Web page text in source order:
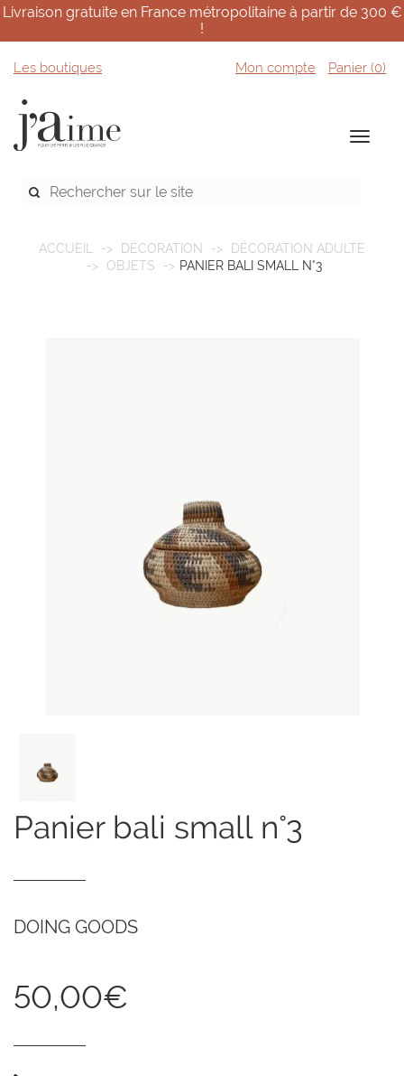
Livraison gratuite en France métropolitaine à partir de 300 €
!
Les boutiques Mon compte Panier (0)
ACCUEIL DÉCORATION
DÉCORATION ADULTE
OBJETS
PANIER BALI SMALL N°3
panier bali small n°3
DOING GOODS
50,00€